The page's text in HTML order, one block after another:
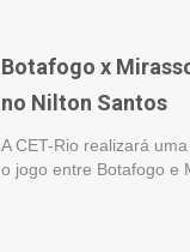
Botafogo x
no Nilton Santos
A CET-Rio realizará
o jogo entre Botafogo e